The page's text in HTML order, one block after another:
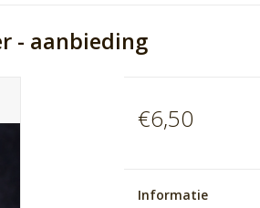
- aanbieding
€6,50
Informatie